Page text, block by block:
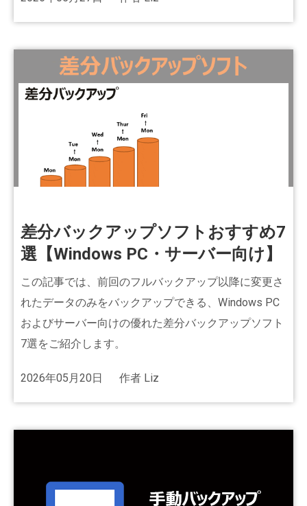
差分バックアップソフトおすすめ7
選【Windows PC・サーバー向け】
この記事では、前回のフルバックアップ以降に変更さ
れたデータのみをバックアップできる、Windows PC
およびサーバー向けの優れた差分バックアップソフト
7選をご紹介します。
2026年05月20日 作者 Liz